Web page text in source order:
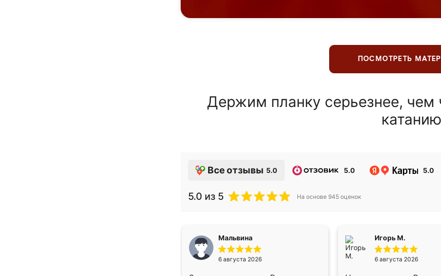
ПОСМОТРЕТЬ
Держим планку серьезнее,
катанию
Все отзывы 5.0 5.0 5.0
5.0 из 5 На основе 945 оценок
Мальвина
6 августа 2026
Игорь М.
6 августа 2026